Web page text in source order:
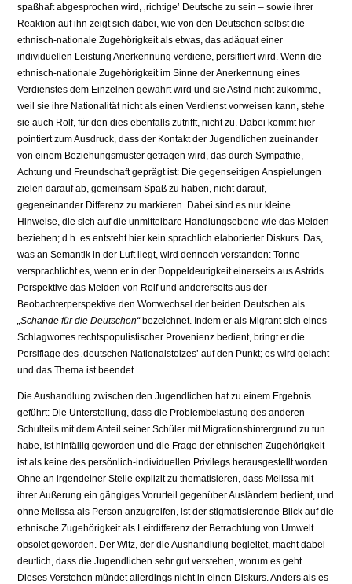
spaßhaft abgesprochen wird, ‚richtige’ Deutsche zu sein – sowie ihrer
Reaktion auf ihn zeigt sich dabei, wie von den Deutschen selbst die
ethnisch-nationale Zugehörigkeit als etwas, das adäquat einer
individuellen Leistung Anerkennung verdiene, persifliert wird. Wenn die
ethnisch-nationale Zugehörigkeit im Sinne der Anerkennung eines
Verdienstes dem Einzelnen gewährt wird und sie Astrid nicht zukomme,
weil sie ihre Nationalität nicht als einen Verdienst vorweisen kann, stehe
sie auch Rolf, für den dies ebenfalls zutrifft, nicht zu. Dabei kommt hier
pointiert zum Ausdruck, dass der Kontakt der Jugendlichen zueinander
von einem Beziehungsmuster getragen wird, das durch Sympathie,
Achtung und Freundschaft geprägt ist: Die gegenseitigen Anspielungen
zielen darauf ab, gemeinsam Spaß zu haben, nicht darauf,
gegeneinander Differenz zu markieren. Dabei sind es nur kleine
Hinweise, die sich auf die unmittelbare Handlungsebene wie das Melden
beziehen; d.h. es entsteht hier kein sprachlich elaborierter Diskurs. Das,
was an Semantik in der Luft liegt, wird dennoch verstanden: Tonne
versprachlicht es, wenn er in der Doppeldeutigkeit einerseits aus Astrids
Perspektive das Melden von Rolf und andererseits aus der
Beobachterperspektive den Wortwechsel der beiden Deutschen als
„Schande für die Deutschen“bezeichnet. Indem er als Migrant sich eines
Schlagwortes rechtspopulistischer Provenienz bedient, bringt er die
Persiflage des ‚deutschen Nationalstolzes’ auf den Punkt; es wird gelacht
und das Thema ist beendet.
Die Aushandlung zwischen den Jugendlichen hat zu einem Ergebnis
geführt: Die Unterstellung, dass die Problembelastung des anderen
Schulteils mit dem Anteil seiner Schüler mit Migrationshintergrund zu tun
habe, ist hinfällig geworden und die Frage der ethnischen Zugehörigkeit
ist als keine des persönlich-individuellen Privilegs herausgestellt worden.
Ohne an irgendeiner Stelle explizit zu thematisieren, dass Melissa mit
ihrer Äußerung ein gängiges Vorurteil gegenüber Ausländern bedient, und
ohne Melissa als Person anzugreifen, ist der stigmatisierende Blick auf die
ethnische Zugehörigkeit als Leitdifferenz der Betrachtung von Umwelt
obsolet geworden. Der Witz, der die Aushandlung begleitet, macht dabei
deutlich, dass die Jugendlichen sehr gut verstehen, worum es geht.
Dieses Verstehen mündet allerdings nicht in einen Diskurs. Anders als es